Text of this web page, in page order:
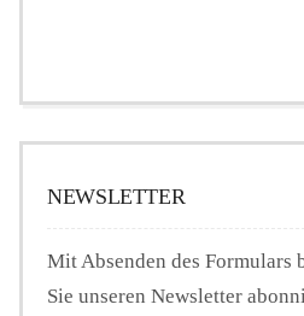
NEWSLETTER
Mit Absenden des Formulars
Sie unseren Newsletter